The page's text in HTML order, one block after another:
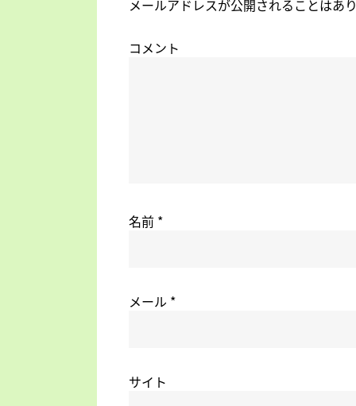
メールアドレスが公開されることはあ
コメント
名前 *
メール *
サイト